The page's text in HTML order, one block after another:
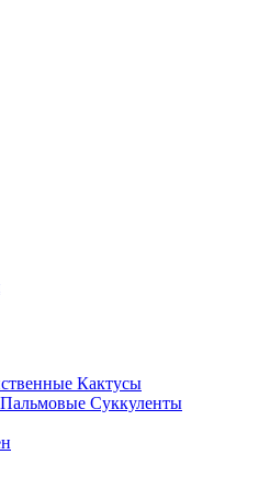
Кактусы
Пальмовые Суккуленты